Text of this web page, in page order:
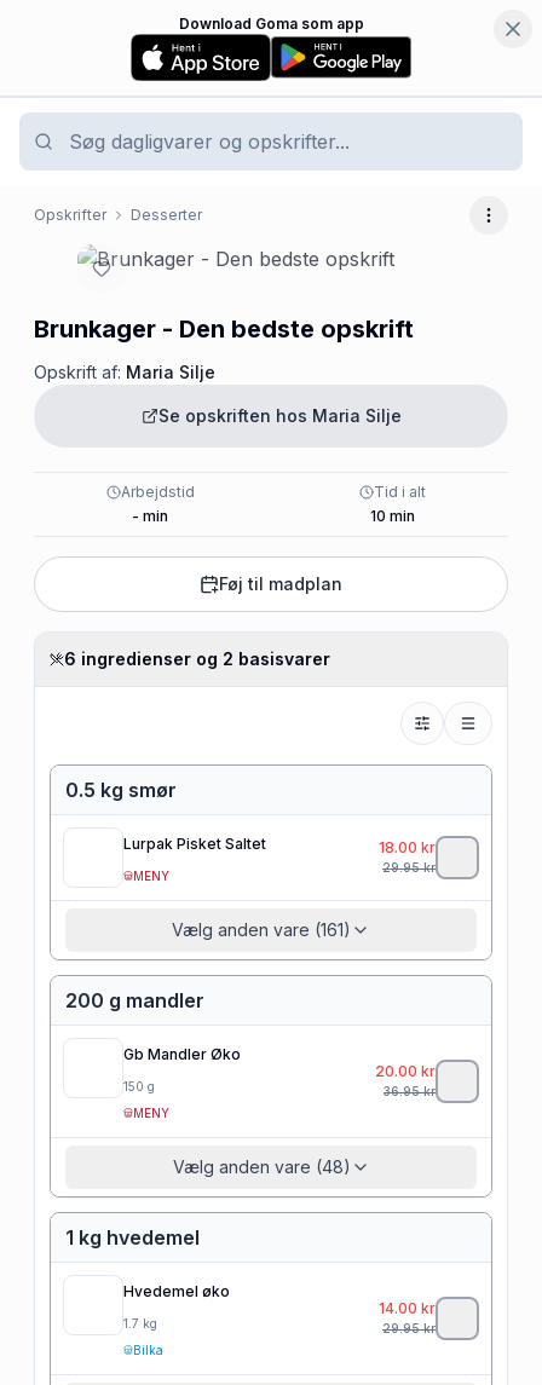
Download Goma som app
Opskrifter Desserter Flere
Brunkager - Den bedste opskrift
Opskrift af: Maria Silje
Se opskriften hos Maria Silje
Arbejdstid
- min
Tid i alt
10 min
Føj til madplan
6 ingredienser og 2 basisvarer
0.5 kg smør
Lurpak Pisket Saltet
MENY
18.00 kr
29.95kr
Vælg anden vare (161)
200 g mandler
Gb Mandler Øko
150 g
MENY
20.00 kr
36.95kr
Vælg anden vare (48)
1 kg hvedemel
Hvedemel øko
1.7 kg
Bilka
14.00 kr
29.95kr